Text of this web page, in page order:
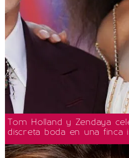
Tom Holland y Zendaya
discreta boda en una finca